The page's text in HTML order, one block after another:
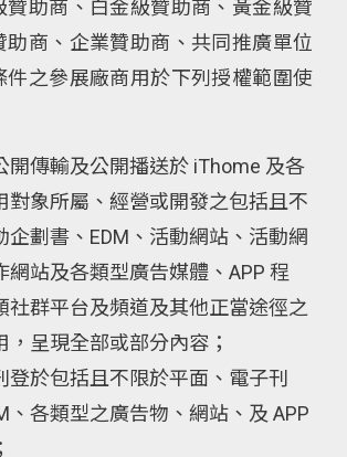
贊助商、白金級贊助商、黃金級贊
助商、企業贊助商、共同推廣單位
件之參展廠商用於下列授權範圍使
開傳輸及公開播送於 iThome 及各
對象所屬、經營或開發之包括且不
企劃書、EDM、活動網站、活動網
網站及各類型廣告媒體、APP 程
社群平台及頻道及其他正當途徑之
，呈現全部或部分內容；
登於包括且不限於平面、電子刊
、各類型之廣告物、網站、及 APP